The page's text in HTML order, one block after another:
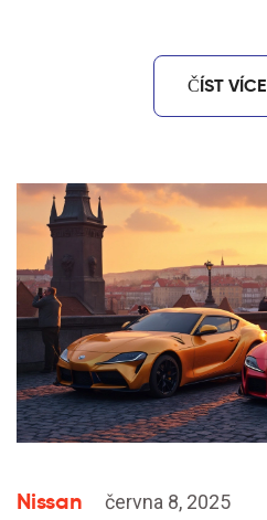
ČÍST VÍCE
Nissan června 8, 2025